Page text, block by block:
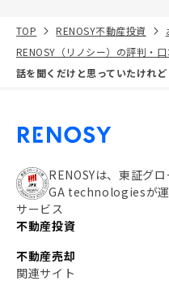
TOP RENOSY不動産投資
RENOSY（リノシー）の評判・口
話を聞くだけと思っていたけれど
RENOSYは、東証グ
GA technologiesが運
サービス
不動産投資
不動産売却
関連サイト